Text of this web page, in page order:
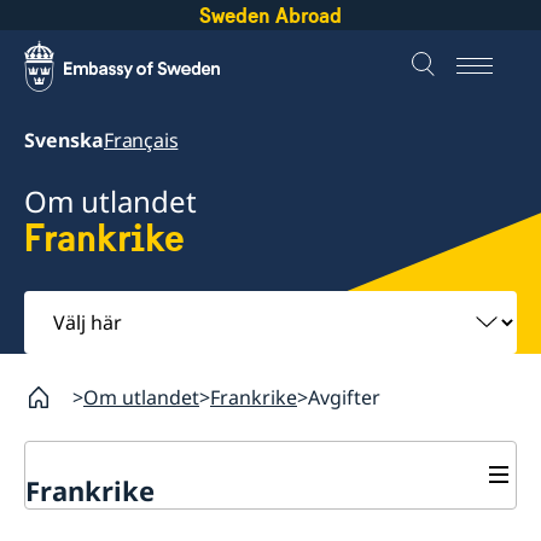
Sweden Abroad
SvenskaFrançais
Om utlandet
Frankrike
Välj
här
Om utlandet Frankrike Avgifter
Frankrike